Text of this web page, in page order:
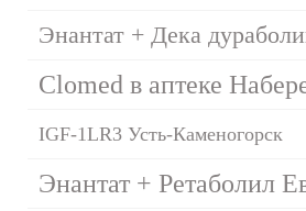
Энантат + Дека
Clomed в аптеке
IGF-1LR3 Усть-Каменогорск
Энантат + Ретаболил